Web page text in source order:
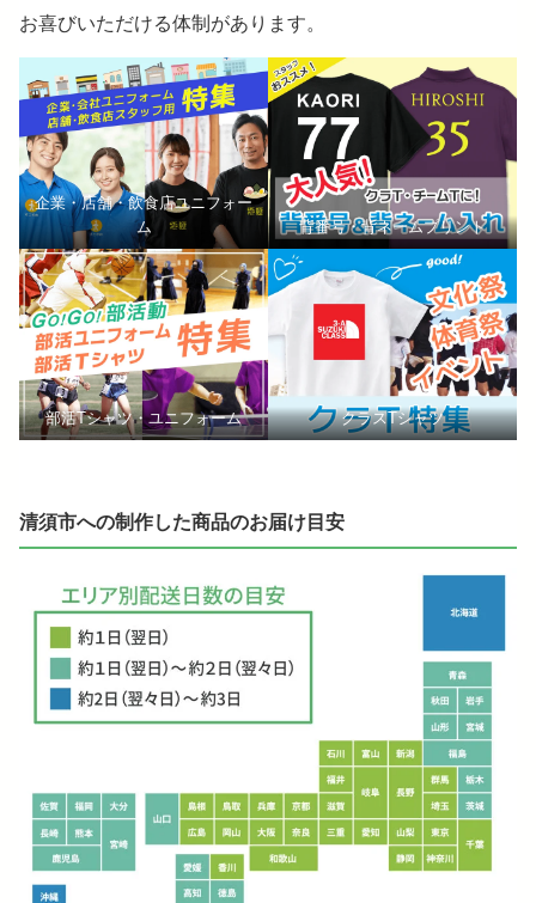
お喜びいただける体制があります。
企業・店舗・飲食店ユニフォー
ム
背番号・背ネームプリント
部活Tシャツ・ユニフォーム クラスTシャツ
清須市への制作した商品のお届け目安